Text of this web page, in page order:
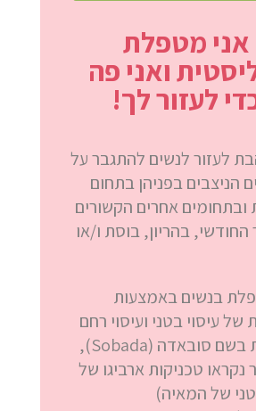
אני מטפלת
ואני פה
לעזור לך!
לעזור לנשים להתגבר על
הניצבים בפניהן בתחום
ובתחומים אחרים הקשורים
החודשי, בהריון, בוסת ו/או
בנשים באמצעות
של עיסוי בטני ועיסוי רחם
הידועות בשם סובאדה (Sobada),
טכניקות ארביגו של
של המאיה)